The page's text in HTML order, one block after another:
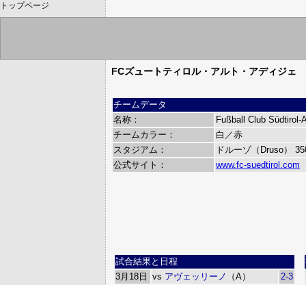
トップページ
FCズュートティロル・アルト・アディジェ
チームデータ
名称：
Fußball Club Südtirol-
チームカラー：
白／赤
スタジアム：
ドルーゾ（Druso）
公式サイト：
www.fc-suedtirol.com
試合結果と日程
3月18日
vs アヴェッリーノ （A）
2-3